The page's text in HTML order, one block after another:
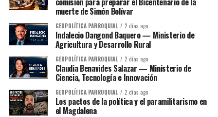
muerte de Simón Bolívar
GEOPOLÍTICA PARROQUIAL 2 días ago
Indalecio Dangond Baquero — Ministerio de
Agricultura y Desarrollo Rural
GEOPOLÍTICA PARROQUIAL 2 días ago
Claudia Benavides Salazar — Ministerio de
Ciencia, Tecnología e Innovación
GEOPOLÍTICA PARROQUIAL 2 días ago
Los pactos de la política y el paramilitarismo en
el Magdalena